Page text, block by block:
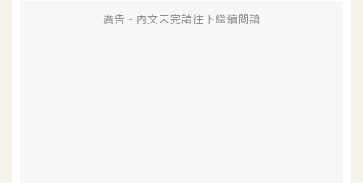
廣告 - 內文未完請往下繼續閱讀